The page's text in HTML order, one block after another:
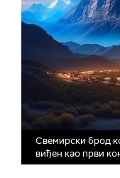
Свемирски брод
виђен као први